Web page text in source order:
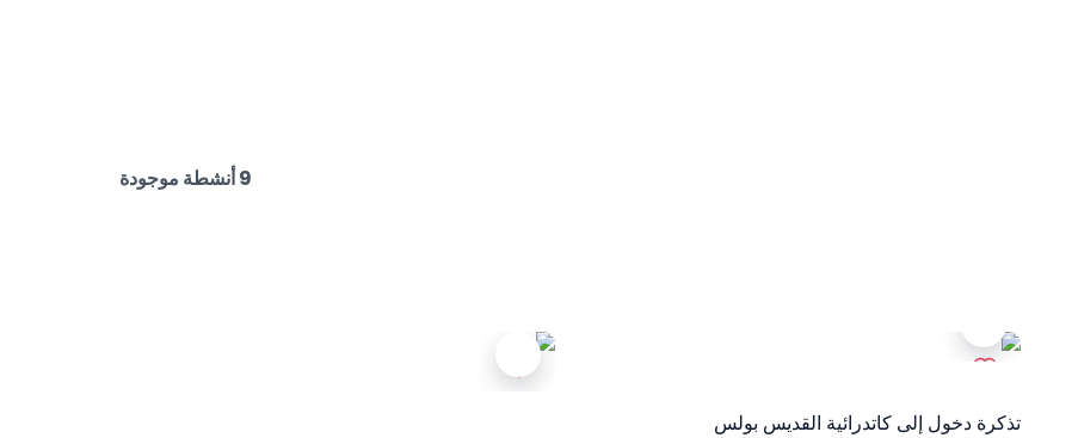
9 أنشطة موجودة
تذكرة دخول إلى كاتدرائية القديس بولس